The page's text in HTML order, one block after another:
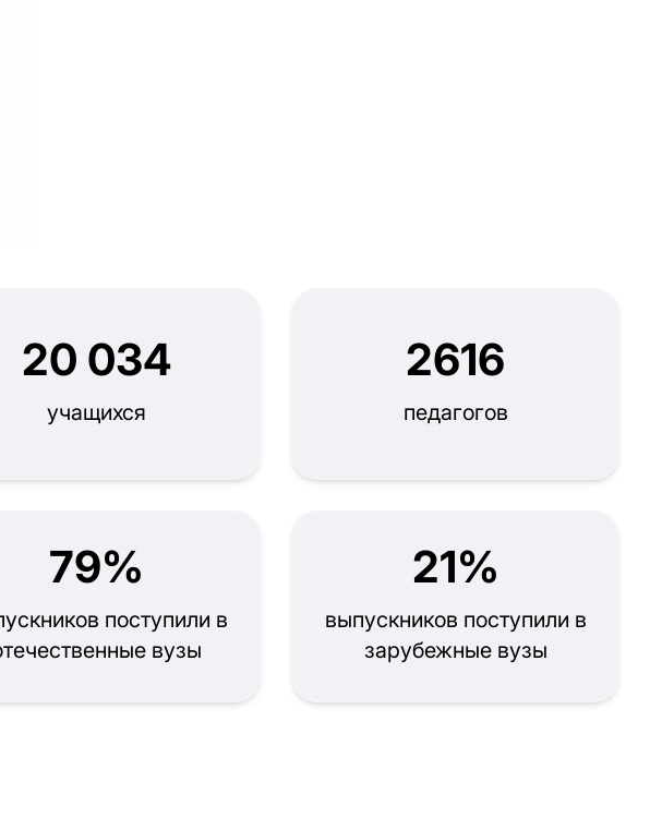
20 034
учащихся
2616
педагогов
79%
поступили в
вузы
21%
выпускников поступили в
зарубежные вузы